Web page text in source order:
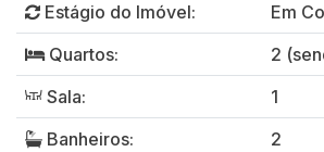
Estágio do Imóvel:
Em
Quartos:
2
Sala:
1
Banheiros:
2